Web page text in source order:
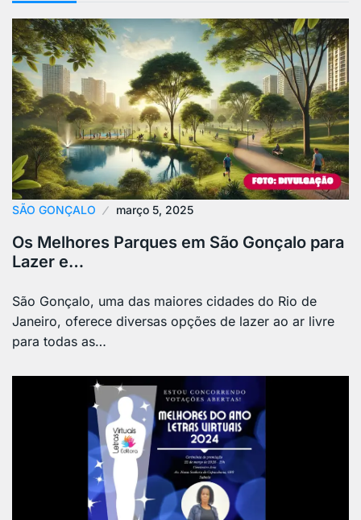
SÃO GONÇALO março 5, 2025
Os Melhores Parques em São Gonçalo para
Lazer e…
São Gonçalo, uma das maiores cidades do Rio de
Janeiro, oferece diversas opções de lazer ao ar livre
para todas as…